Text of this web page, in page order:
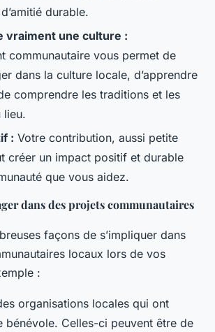
durable.
vraiment une culture :
communautaire vous permet de
dans la culture locale, d’apprendre
comprendre les traditions et les
lieu.
: Votre contribution, aussi petite
créer un impact positif et durable
que vous aidez.
dans des projets communautaires
façons de s’impliquer dans
locaux lors de vos
:
organisations locales qui ont
bénévole. Celles-ci peuvent être de